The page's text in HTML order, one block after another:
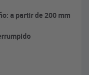
a partir de 200 mm